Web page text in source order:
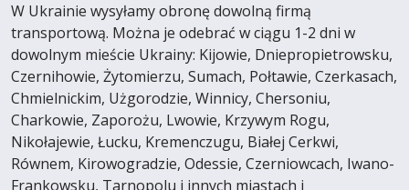
W Ukrainie wysyłamy obronę dowolną firmą
transportową. Można je odebrać w ciągu 1-2 dni w
dowolnym mieście Ukrainy: Kijowie, Dniepropietrowsku,
Czernihowie, Żytomierzu, Sumach, Połtawie, Czerkasach,
Chmielnickim, Użgorodzie, Winnicy, Chersoniu,
Charkowie, Zaporożu, Lwowie, Krzywym Rogu,
Nikołajewie, Łucku, Kremenczugu, Białej Cerkwi,
Równem, Kirowogradzie, Odessie, Czerniowcach, Iwano-
Frankowsku, Tarnopolu i innych miastach i